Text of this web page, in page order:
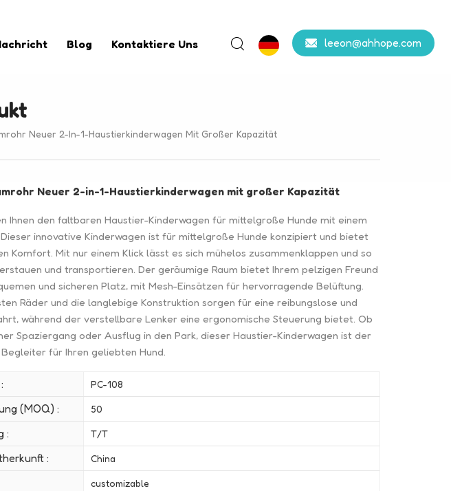
leeon@ahhope.com
Blog Kontaktiere Uns
Neuer 2-In-1-Haustierkinderwagen Mit Großer Kapazität
Neuer 2-in-1-Haustierkinderwagen mit großer Kapazität
Ihnen den faltbaren Haustier-Kinderwagen für mittelgroße Hunde mit einem
innovative Kinderwagen ist für mittelgroße Hunde konzipiert und bietet
Komfort. Mit nur einem Klick lässt es sich mühelos zusammenklappen und so
und transportieren. Der geräumige Raum bietet Ihrem pelzigen Freund
und sicheren Platz, mit Mesh-Einsätzen für hervorragende Belüftung.
Räder und die langlebige Konstruktion sorgen für eine reibungslose und
während der verstellbare Lenker eine ergonomische Steuerung bietet. Ob
Spaziergang oder Ausflug in den Park, dieser Haustier-Kinderwagen ist der
für Ihren geliebten Hund.
PC-108
(MOQ) : 50
: T/T
: China
customizable